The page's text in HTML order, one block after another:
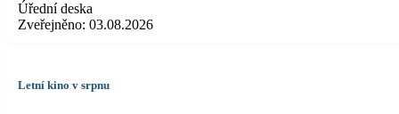
Úřední deska
Zveřejněno: 03.08.2026
Letní kino v srpnu